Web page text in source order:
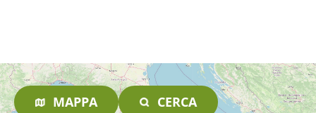
MAPPA CERCA